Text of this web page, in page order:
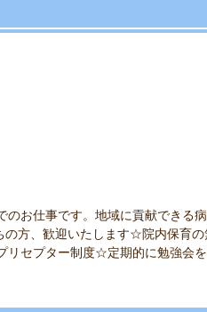
お仕事です。地域に貢献できる
方、歓迎いたします☆院内保育
リセプター制度☆定期的に勉強会